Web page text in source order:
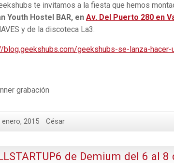
te invitamos a la fiesta que hemos
Youth Hostel BAR, en Av. Del Puerto 280 en
y de la discoteca La3.
blog.geekshubs.com/geekshubs-se-lanza-
enero, 2015 César
de Demium del 6 al 8